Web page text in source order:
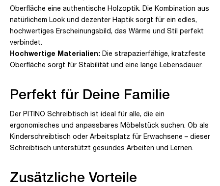
Oberfläche eine authentische Holzoptik. Die Kombination aus
natürlichem Look und dezenter Haptik sorgt für ein edles,
hochwertiges Erscheinungsbild, das Wärme und Stil perfekt
verbindet.
Hochwertige Materialien: Die strapazierfähige, kratzfeste
Oberfläche sorgt für Stabilität und eine lange Lebensdauer.
Perfekt für Deine Familie
Der PITINO Schreibtisch ist ideal für alle, die ein
ergonomisches und anpassbares Möbelstück suchen. Ob als
Kinderschreibtisch oder Arbeitsplatz für Erwachsene – dieser
Schreibtisch unterstützt gesundes Arbeiten und Lernen.
Zusätzliche Vorteile